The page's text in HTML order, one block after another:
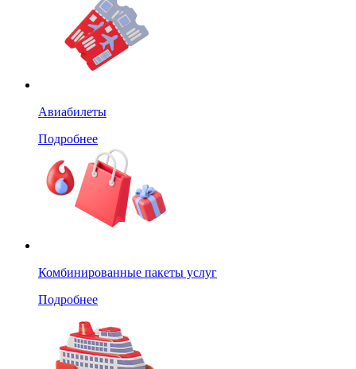
Авиабилеты
Подробнее
Комбинированные пакеты услуг
Подробнее